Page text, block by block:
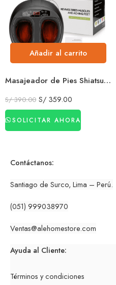
Añadir al carrito
Masajeador de Pies Shiatsu con Presoterapia e Infrarrojo Relax Total
S/390.00 S/ 359.00
SOLICITAR AHORA
Contáctanos:
Santiago de Surco, Lima – Perú.
(051) 999038970
Ventas@alehomestore.com
Ayuda al Cliente:
Términos y condiciones